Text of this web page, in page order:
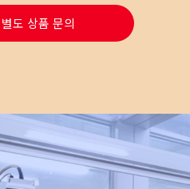
별도 상품 문의